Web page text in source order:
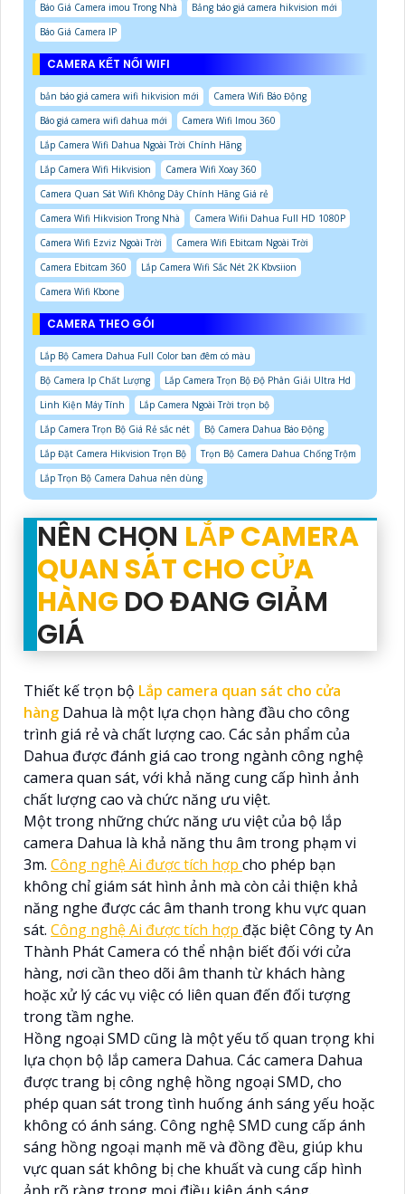
Báo Giá Camera imou Trong Nhà
Bảng báo giá camera hikvision mới
Báo Giá Camera IP
CAMERA KẾT NỐI WIFI
bản báo giá camera wifi hikvision mới
Camera Wifi Báo Động
Báo giá camera wifi dahua mới
Camera Wifi Imou 360
Lắp Camera Wifi Dahua Ngoài Trời Chính Hãng
Lắp Camera Wifi Hikvision
Camera Wifi Xoay 360
Camera Quan Sát Wifi Không Dây Chính Hãng Giá rẻ
Camera Wifi Hikvision Trong Nhà
Camera Wifii Dahua Full HD 1080P
Camera Wifi Ezviz Ngoài Trời
Camera Wifi Ebitcam Ngoài Trời
Camera Ebitcam 360
Lắp Camera Wifi Sắc Nét 2K Kbvsiion
Camera Wifi Kbone
CAMERA THEO GÓI
Lắp Bộ Camera Dahua Full Color ban đêm có màu
Bộ Camera Ip Chất Lượng
Lắp Camera Trọn Bộ Độ Phân Giải Ultra Hd
Linh Kiện Máy Tính
Lắp Camera Ngoài Trời trọn bộ
Lắp Camera Trọn Bộ Giá Rẻ sắc nét
Bộ Camera Dahua Báo Động
Lắp Đặt Camera Hikvision Trọn Bộ
Trọn Bộ Camera Dahua Chống Trộm
Lắp Trọn Bộ Camera Dahua nên dùng
NÊN CHỌN LẮP CAMERA
QUAN SÁT CHO CỬA
HÀNG DO ĐANG GIẢM
GIÁ
Thiết kế trọn bộ Lắp camera quan sát cho cửa
hàng Dahua là một lựa chọn hàng đầu cho công
trình giá rẻ và chất lượng cao. Các sản phẩm của
Dahua được đánh giá cao trong ngành công nghệ
camera quan sát, với khả năng cung cấp hình ảnh
chất lượng cao và chức năng ưu việt.
Một trong những chức năng ưu việt của bộ lắp
camera Dahua là khả năng thu âm trong phạm vi
3m. Công nghệ Ai được tích hợp cho phép bạn
không chỉ giám sát hình ảnh mà còn cải thiện khả
năng nghe được các âm thanh trong khu vực quan
sát. Công nghệ Ai được tích hợp đặc biệt Công ty An
Thành Phát Camera có thể nhận biết đối với cửa
hàng, nơi cần theo dõi âm thanh từ khách hàng
hoặc xử lý các vụ việc có liên quan đến đối tượng
trong tầm nghe.
Hồng ngoại SMD cũng là một yếu tố quan trọng khi
lựa chọn bộ lắp camera Dahua. Các camera Dahua
được trang bị công nghệ hồng ngoại SMD, cho
phép quan sát trong tình huống ánh sáng yếu hoặc
không có ánh sáng. Công nghệ SMD cung cấp ánh
sáng hồng ngoại mạnh mẽ và đồng đều, giúp khu
vực quan sát không bị che khuất và cung cấp hình